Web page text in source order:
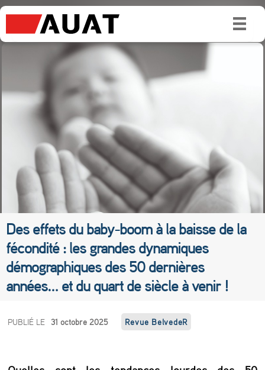
Des effets du baby-boom à la baisse de la
fécondité : les grandes dynamiques
démographiques des 50 dernières
années… et du quart de siècle à venir !
D
PUBLIÉ LE 31 octobre 2025 Revue BelvedeR